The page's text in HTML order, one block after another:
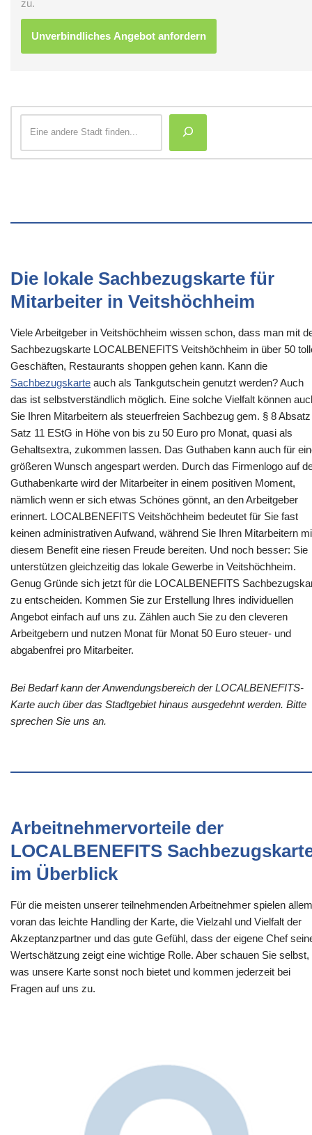
zu.
Die lokale Sachbezugskarte für
Mitarbeiter in Veitshöchheim
Viele Arbeitgeber in Veitshöchheim wissen schon, dass man mit
Sachbezugskarte LOCALBENEFITS Veitshöchheim in über 50
Geschäften, Restaurants shoppen gehen kann. Kann die
Sachbezugskarte auch als Tankgutschein genutzt werden? Auch
das ist selbstverständlich möglich. Eine solche Vielfalt können
Sie Ihren Mitarbeitern als steuerfreien Sachbezug gem. § 8
Satz 11 EStG in Höhe von bis zu 50 Euro pro Monat, quasi als
Gehaltsextra, zukommen lassen. Das Guthaben kann auch für
größeren Wunsch angespart werden. Durch das Firmenlogo auf
Guthabenkarte wird der Mitarbeiter in einem positiven Moment,
nämlich wenn er sich etwas Schönes gönnt, an den Arbeitgeber
erinnert. LOCALBENEFITS Veitshöchheim bedeutet für Sie fast
keinen administrativen Aufwand, während Sie Ihren Mitarbeitern
diesem Benefit eine riesen Freude bereiten. Und noch besser: Sie
unterstützen gleichzeitig das lokale Gewerbe in Veitshöchheim.
Genug Gründe sich jetzt für die LOCALBENEFITS
zu entscheiden. Kommen Sie zur Erstellung Ihres individuellen
Angebot einfach auf uns zu. Zählen auch Sie zu den cleveren
Arbeitgebern und nutzen Monat für Monat 50 Euro steuer- und
abgabenfrei pro Mitarbeiter.
Bei Bedarf kann der Anwendungsbereich der LOCALBENEFITS-
Karte auch über das Stadtgebiet hinaus ausgedehnt werden. Bitte
sprechen Sie uns an.
Arbeitnehmervorteile der
LOCALBENEFITS
im Überblick
Für die meisten unserer teilnehmenden Arbeitnehmer spielen allem
voran das leichte Handling der Karte, die Vielzahl und Vielfalt der
Akzeptanzpartner und das gute Gefühl, dass der eigene Chef
Wertschätzung zeigt eine wichtige Rolle. Aber schauen Sie selbst,
was unsere Karte sonst noch bietet und kommen jederzeit bei
Fragen auf uns zu.